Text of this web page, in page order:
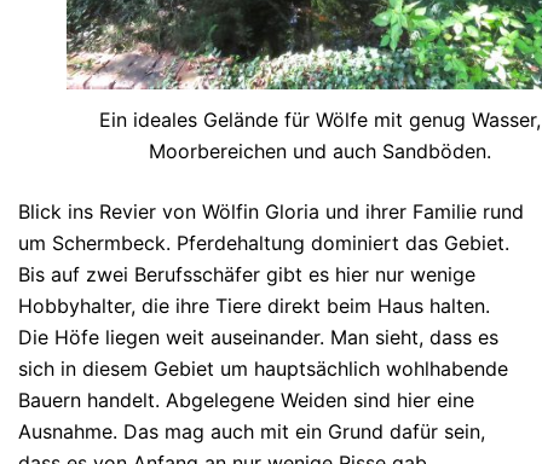
Ein ideales Gelände für Wölfe mit genug Wasser,
Moorbereichen und auch Sandböden.
Blick ins Revier von Wölfin Gloria und ihrer Familie rund
um Schermbeck. Pferdehaltung dominiert das Gebiet.
Bis auf zwei Berufsschäfer gibt es hier nur wenige
Hobbyhalter, die ihre Tiere direkt beim Haus halten.
Die Höfe liegen weit auseinander. Man sieht, dass es
sich in diesem Gebiet um hauptsächlich wohlhabende
Bauern handelt. Abgelegene Weiden sind hier eine
Ausnahme. Das mag auch mit ein Grund dafür sein,